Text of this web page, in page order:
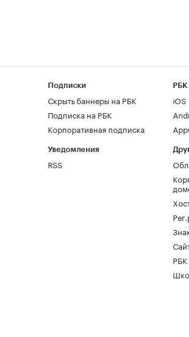
Подписки
Скрыть баннеры на РБК
Подписка на РБК
Корпоративная подписка
Уведомления
RSS
РБК
iOS